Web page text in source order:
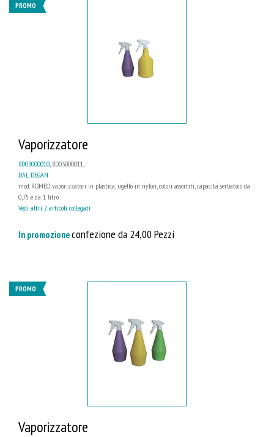
PROMO
Vaporizzatore
8D03000010 , 8D03000011,
DAL DEGAN
mod. ROMEO vaporizzatori in plastica, ugello in nylon, colori assortiti, capacità serbatoio da
0,75 e da 1 litro
Vedi altri 2 articoli collegati
In promozioneconfezione da 24,00 Pezzi
PROMO
Vaporizzatore